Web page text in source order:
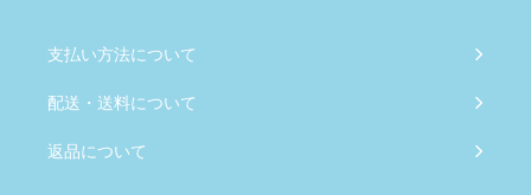
支払い方法について
配送・送料について
返品について